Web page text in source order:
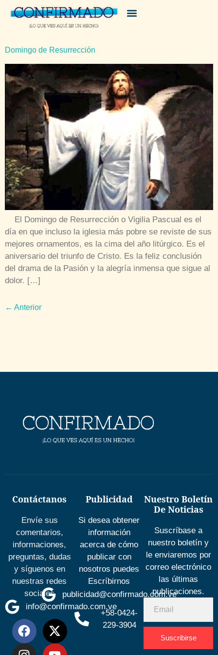
Domingo de Resurrección
El Domingo de Resurrección o Vigilia Pascual es el
día en que incluso la iglesia más pobre se reviste de sus
mejores ornamentos, es la cima del año litúrgico. Es el
aniversario del triunfo de Cristo. Es la feliz conclusión
del drama de la Pasión y la alegría inmensa que sigue al
dolor. […]
← Anterior
Contáctanos
Envíe sus
comentarios,
informaciones,
preguntas, dudas
y síguenos en
nuestras redes
sociales
info@confirmado.com.ve
Publicidad
Si desea obtener
información
acerca de cómo
publicar con
nosotros puedes
Escríbirnos
publicidad@confirmado.com.ve
+58-0424-
229-3904
Nuestro Boletín
De Noticias
Suscríbase a
nuestro boletín y
le enviaremos por
correo electrónico
las últimas
publicaciones.
Suscribirse